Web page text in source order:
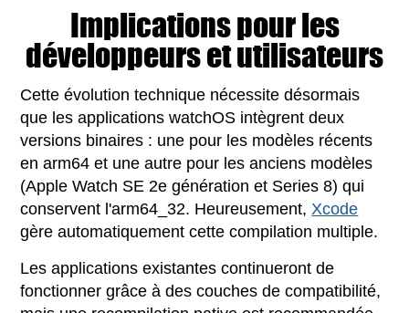
Implications pour les
développeurs et utilisateurs
Cette évolution technique nécessite désormais
que les applications watchOS intègrent deux
versions binaires : une pour les modèles récents
en arm64 et une autre pour les anciens modèles
(Apple Watch SE 2e génération et Series 8) qui
conservent l'arm64_32. Heureusement, Xcode
gère automatiquement cette compilation multiple.
Les applications existantes continueront de
fonctionner grâce à des couches de compatibilité,